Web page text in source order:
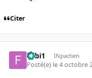
Citer
Fabi1 INpactien
Posté(e) le 4 octobre